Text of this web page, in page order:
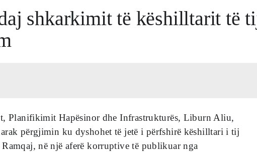
shkarkimit të këshilltarit të
Planifikimit Hapësinor dhe Infrastrukturës, Liburn Aliu,
përgjimin ku dyshohet të jetë i përfshirë këshilltari i tij
në një aferë korruptive të publikuar nga